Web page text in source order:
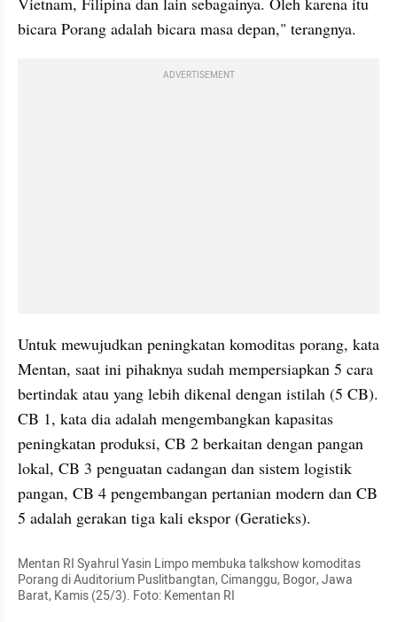
bicara Porang adalah bicara masa depan," terangnya.
ADVERTISEMENT
Untuk mewujudkan peningkatan komoditas porang, kata
Mentan, saat ini pihaknya sudah mempersiapkan 5 cara
bertindak atau yang lebih dikenal dengan istilah (5 CB).
CB 1, kata dia adalah mengembangkan kapasitas
peningkatan produksi, CB 2 berkaitan dengan pangan
lokal, CB 3 penguatan cadangan dan sistem logistik
pangan, CB 4 pengembangan pertanian modern dan CB
5 adalah gerakan tiga kali ekspor (Geratieks).
Mentan RI Syahrul Yasin Limpo membuka talkshow komoditas
Porang di Auditorium Puslitbangtan, Cimanggu, Bogor, Jawa
Barat, Kamis (25/3). Foto: Kementan RI